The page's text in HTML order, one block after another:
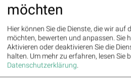
Random Partner
Marinomed
Marinomed hat die Vision,
Krankheiten mit
Behandlungsmöglichkeiten
therapeutischen Bereichen
möchten
Hier können Sie die Dienste, die wir auf
möchten, bewerten und anpassen. Sie
Aktivieren oder deaktivieren Sie die
halten. Um mehr zu erfahren, lesen Sie
Datenschutzerklärung.